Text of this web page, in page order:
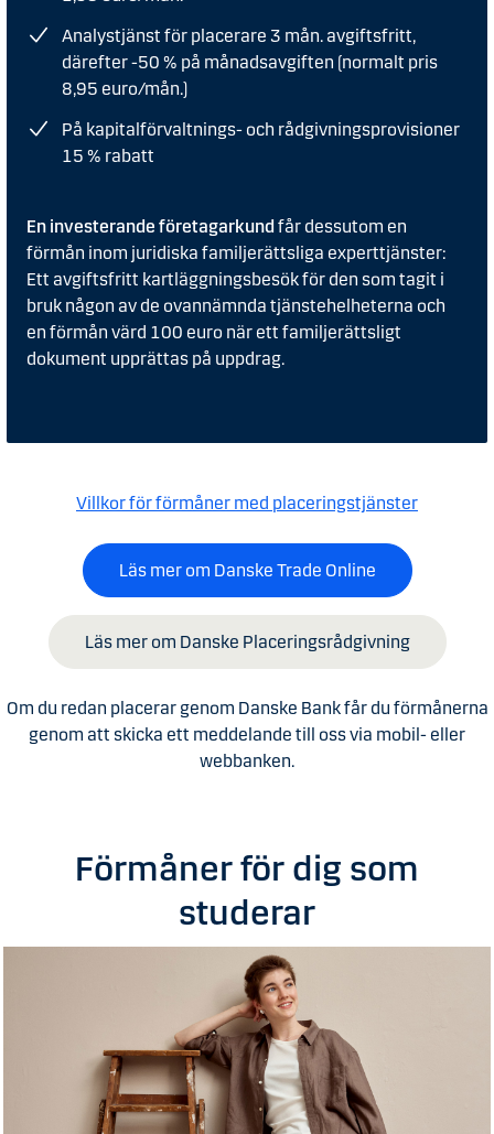
Analystjänst för placerare 3 mån. avgiftsfritt,
därefter -50 % på månadsavgiften (normalt pris
8,95 euro/mån.)
På kapitalförvaltnings- och rådgivningsprovisioner
15 % rabatt
En investerande företagarkund får dessutom en
förmån inom juridiska familjerättsliga experttjänster:
Ett avgiftsfritt kartläggningsbesök för den som tagit i
bruk någon av de ovannämnda tjänstehelheterna och
en förmån värd 100 euro när ett familjerättsligt
dokument upprättas på uppdrag.
Villkor för förmåner med placeringstjänster
Läs mer om Danske Trade Online
Läs mer om Danske Placeringsrådgivning
Om du redan placerar genom Danske Bank får du förmånerna
genom att skicka ett meddelande till oss via mobil- eller
webbanken.
Förmåner för dig som
studerar